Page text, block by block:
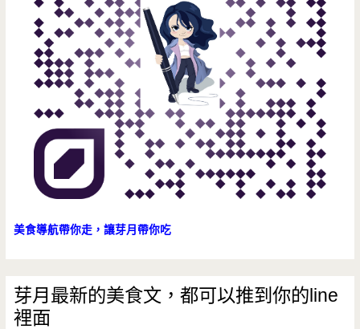
美食導航帶你走，讓芽月帶你吃
芽月最新的美食文，都可以推到你的line
裡面